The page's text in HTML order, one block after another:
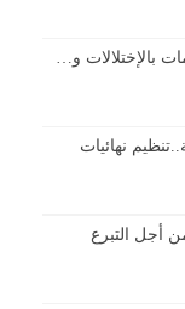
بالإختلالات و…
نهائيات
أجل التبرع